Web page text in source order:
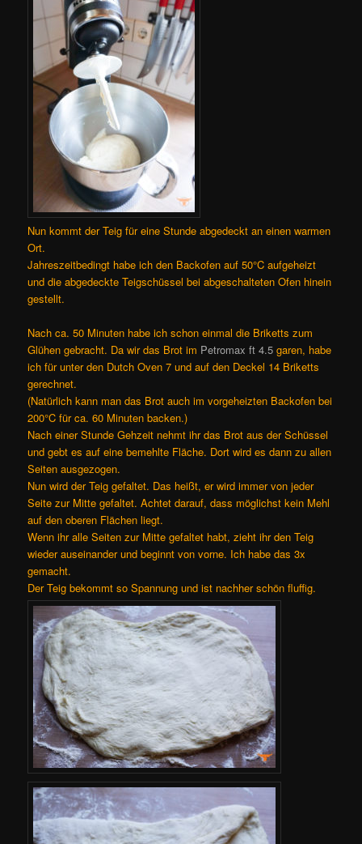
Nun kommt der Teig für eine Stunde abgedeckt an einen warmen
Ort.
Jahreszeitbedingt habe ich den Backofen auf 50°C aufgeheizt
und die abgedeckte Teigschüssel bei abgeschalteten Ofen hinein
gestellt.
Nach ca. 50 Minuten habe ich schon einmal die Briketts zum
Glühen gebracht. Da wir das Brot im Petromax ft 4.5garen, habe
ich für unter den Dutch Oven 7 und auf den Deckel 14 Briketts
gerechnet.
(Natürlich kann man das Brot auch im vorgeheizten Backofen bei
200°C für ca. 60 Minuten backen.)
Nach einer Stunde Gehzeit nehmt ihr das Brot aus der Schüssel
und gebt es auf eine bemehlte Fläche. Dort wird es dann zu allen
Seiten ausgezogen.
Nun wird der Teig gefaltet. Das heißt, er wird immer von jeder
Seite zur Mitte gefaltet. Achtet darauf, dass möglichst kein Mehl
auf den oberen Flächen liegt.
Wenn ihr alle Seiten zur Mitte gefaltet habt, zieht ihr den Teig
wieder auseinander und beginnt von vorne. Ich habe das 3x
gemacht.
Der Teig bekommt so Spannung und ist nachher schön fluffig.